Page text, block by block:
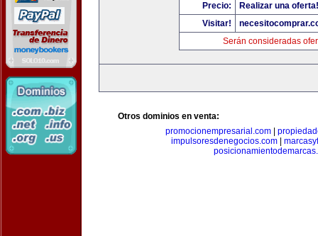
Precio:
Realizar una oferta!
Visitar!
Serán consideradas
Otros dominios en venta:
promocionempresarial.com|
impulsoresdenegocios.com|